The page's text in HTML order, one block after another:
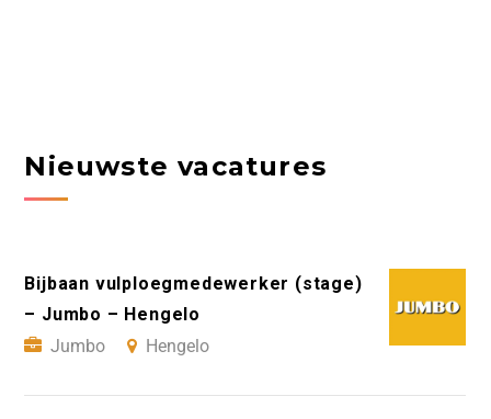
Nieuwste vacatures
Bijbaan vulploegmedewerker (stage)
– Jumbo – Hengelo
Jumbo
Hengelo